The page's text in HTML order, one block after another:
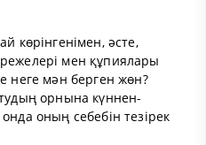
көрінгенімен, әсте,
мен құпиялары
неге мән берген жөн?
орнына күннен-
оның себебін тезірек